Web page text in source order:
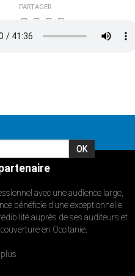
PARTAGER
avec une audience large,
bénéficie d’une exceptionnelle
auprès de ses auditeurs et
en Occitanie.